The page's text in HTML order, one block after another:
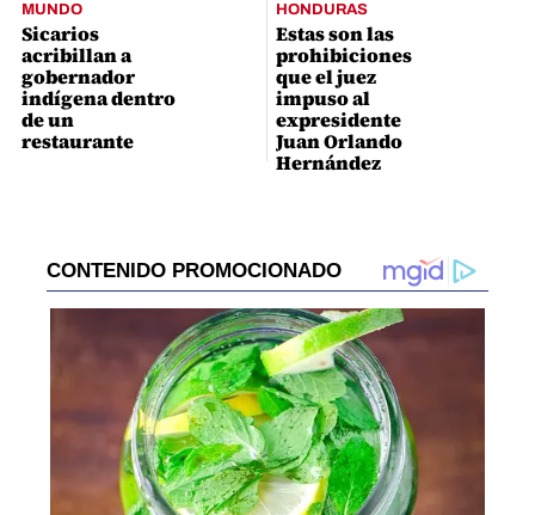
MUNDO
Sicarios
acribillan a
gobernador
indígena dentro
de un
restaurante
HONDURAS
Estas son las
prohibiciones
que el juez
impuso al
expresidente
Juan Orlando
Hernández